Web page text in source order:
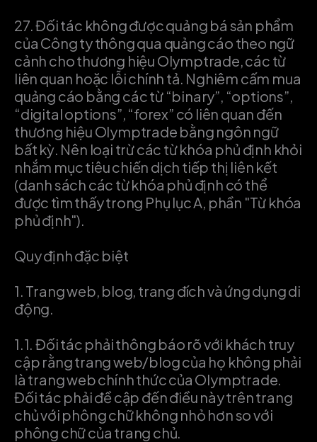
27.Đối tác không được quảng bá sản phẩm
của Công ty thông qua quảng cáo theo ngữ
cảnh cho thương hiệu Olymptrade, các từ
liên quan hoặc lỗi chính tả. Nghiêm cấm mua
quảng cáo bằng các từ “binary”, “options”,
“digital options”, “forex” có liên quan đến
thương hiệu Olymptrade bằng ngôn ngữ
bất kỳ. Nên loại trừ các từ khóa phủ định khỏi
nhắm mục tiêu chiến dịch tiếp thị liên kết
(danh sách các từ khóa phủ định có thể
được tìm thấy trong Phụ lục A, phần "Từ khóa
phủ định").
Quy định đặc biệt
1. Trang web, blog, trang đích và ứng dụng di
động.
1.1. Đối tác phải thông báo rõ với khách truy
cập rằng trang web/blog của họ không phải
là trang web chính thức của Olymptrade.
Đối tác phải đề cập đến điều này trên trang
chủ với phông chữ không nhỏ hơn so với
phông chữ của trang chủ.